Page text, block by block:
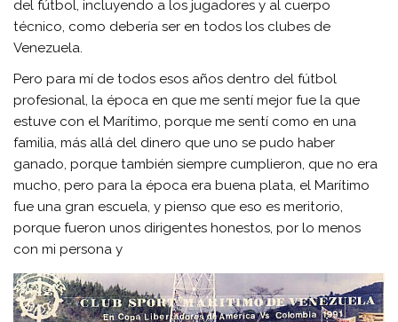
del fútbol, incluyendo a los jugadores y al cuerpo
técnico, como debería ser en todos los clubes de
Venezuela.
Pero para mí de todos esos años dentro del fútbol
profesional, la época en que me sentí mejor fue la que
estuve con el Marítimo, porque me sentí como en una
familia, más allá del dinero que uno se pudo haber
ganado, porque también siempre cumplieron, que no era
mucho, pero para la época era buena plata, el Marítimo
fue una gran escuela, y pienso que eso es meritorio,
porque fueron unos dirigentes honestos, por lo menos
con mi persona y